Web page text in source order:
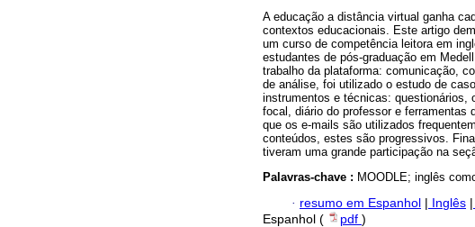
A educação a distância virtual ganha
contextos educacionais. Este artigo
um curso de competência leitora em
estudantes de pós-graduação em
trabalho da plataforma: comunicação,
de análise, foi utilizado o estudo de
instrumentos e técnicas: questionários,
focal, diário do professor e ferramentas
que os e-mails são utilizados
conteúdos, estes são progressivos.
tiveram uma grande participação na
Palavras-chave : MOODLE; inglês
· resumo em Espanhol | Inglês |
Espanhol (
pdf )